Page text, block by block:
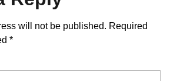
will not be published. Required
*